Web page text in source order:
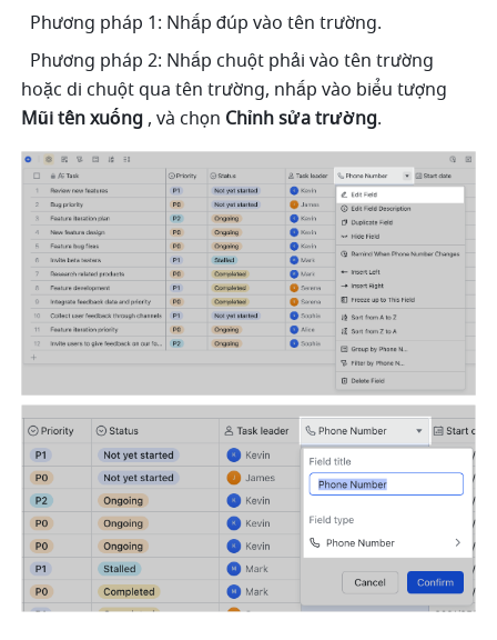
  Phương pháp 1: Nhấp đúp vào tên trường.
Mũi tên xuống , và chọn Chỉnh sửa trường.